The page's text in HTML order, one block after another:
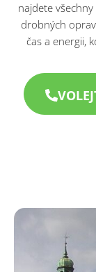
najdete
drobných
čas a energii,